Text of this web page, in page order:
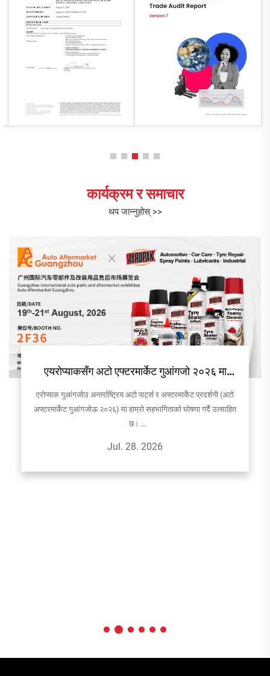
कार्यक्रम र समाचार
थप जान्नुहोस् >>
एयरोप्याकसँग अटो एफ्टरमार्केट गुआंगजो २०२६ मा
एरोप्याक गुआंगजोउ अन्तर्राष्ट्रिय अटो पार्ट्स र अफ्टरमार्केट प्रदर्शनी (अटो
अफ्टरमार्केट गुआंगजोऊ २०२६) मा हाम्रो सहभागिताको घोषणा गर्दै उत्साहित
छ।
अटोमोबाइल सफाई, घरेलु र स्प...
Jul. 28. 2026